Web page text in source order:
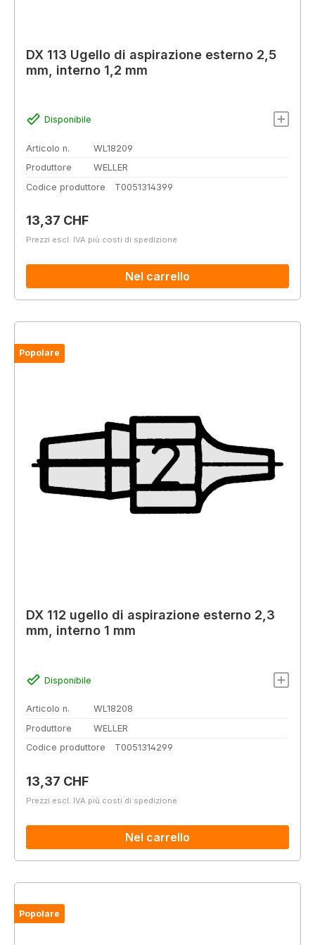
DX 113 Ugello di aspirazione esterno 2,5
mm, interno 1,2 mm
Disponibile
Articolo n.
WL18209
Produttore
WELLER
Codice produttore
T0051314399
Prezzo normale:
13,37 CHF
Prezzi escl. IVA più costi di spedizione
Nel carrello
Popolare
DX 112 ugello di aspirazione esterno 2,3
mm, interno 1 mm
Disponibile
Articolo n.
WL18208
Produttore
WELLER
Codice produttore
T0051314299
Prezzo normale:
13,37 CHF
Prezzi escl. IVA più costi di spedizione
Nel carrello
Popolare